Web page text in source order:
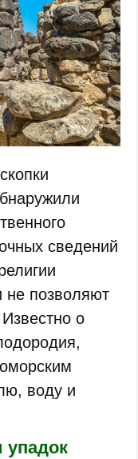
сведений
не позволяют
о
воду и
упадок